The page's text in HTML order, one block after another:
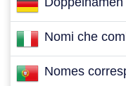
Nomi che
Nomes